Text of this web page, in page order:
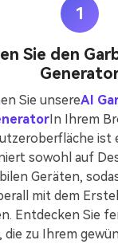
1
Sie den
Sie unsereAI
In Ihrem
ist
sowohl auf
Geräten,
mit dem
Entdecken Sie
die zu Ihrem